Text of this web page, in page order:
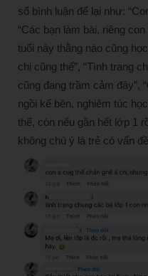
số bình luận để lại như:
“Các bạn làm bài, riêng
tuổi này thằng nào cũng
chị cũng thế”, “Tình trạng
cũng đang trầm cảm đây”,
ngồi kế bên, nghiêm túc
thể, còn nếu gần hết lớp 1
không chú ý là trẻ có vấn